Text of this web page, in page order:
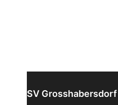
SV Grosshabersdorf